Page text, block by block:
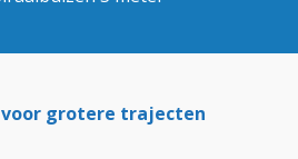
voor grotere trajecten